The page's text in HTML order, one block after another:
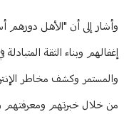
وأشار إلى أن "الأهل
إغفالهم وبناء الثقة
والمستمر وكشف مخاطر
من خلال خبرتهم ومعرفتهم